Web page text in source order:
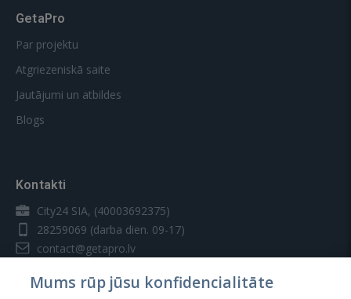
GetaPro
Par projektu
Atgriezeniskā saite
Jautājumi un atbildes
Blogs
Kontakti
City24 SIA, (40003692375)
28259069 (darba dien. 09-17)
contact@getapro.lv
Mums rūp jūsu konfidencialitāte